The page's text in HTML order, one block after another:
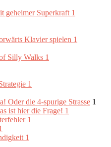
geheimer Superkraft 1
Klavier spielen 1
Silly Walks 1
1
Oder die 4-spurige Strasse 1
ist hier die Frage! 1
1
1